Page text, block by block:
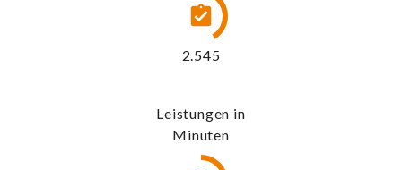
2.750
Leistungen in
Minuten